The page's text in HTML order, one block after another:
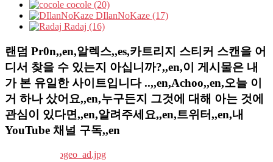
cocole (20)
DIlanNoKaze (17)
Radaj (16)
랜덤 Pr0n,,en,알렉스,,es,카트리지 스티커 스캔을 어
디서 찾을 수 있는지 아십니까?,,en,이 게시물은 내
가 본 유일한 사이트입니다 ..,,en,Achoo,,en,오늘 이
거 하나 샀어요,,en,누구든지 그것에 대해 아는 것에
관심이 있다면,,en,알려주세요,,en,트위터,,en,내
YouTube 채널 구독,,en